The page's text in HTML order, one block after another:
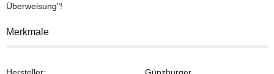
Überweisung"!
Merkmale
Hersteller:
Günzburger